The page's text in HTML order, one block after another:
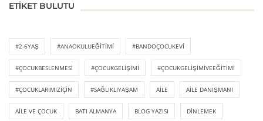
ETIKET BULUTU
#2-6YAŞ #ANAOKULUEĞITIMI #BANDOÇOCUKEVI
#ÇOCUKBESLENMESI #ÇOCUKGELIŞIMI #ÇOCUKGELIŞIMIVEEĞITIMI
#ÇOCUKLARIMIZIÇIN #SAĞLIKLIYAŞAM AILE AILE DANIŞMANI
AILE VE ÇOCUK BATI ALMANYA BLOG YAZISI DINLEMEK